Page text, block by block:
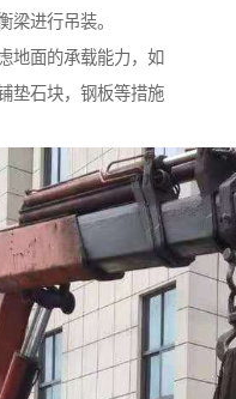
梁进行吊装。
地面的承载能力，如
垫石块，钢板等措施